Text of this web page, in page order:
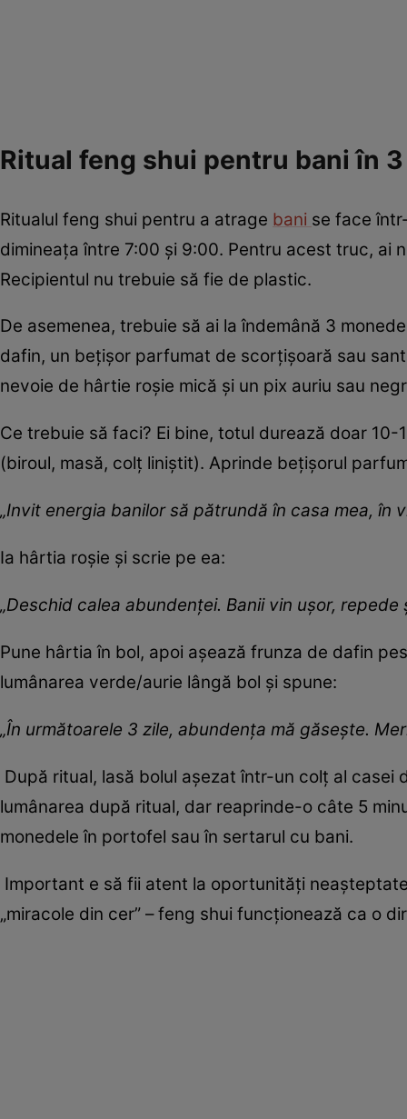
Ritual feng shui pentru bani în
Ritualul feng shui pentru a atrage bani se face
dimineața între 7:00 și 9:00. Pentru acest truc, ai
Recipientul nu trebuie să fie de plastic.
De asemenea, trebuie să ai la îndemână 3
dafin, un bețișor parfumat de scorțișoară sau
nevoie de hârtie roșie mică și un pix auriu sau
Ce trebuie să faci? Ei bine, totul durează doar
(biroul, masă, colț liniștit). Aprinde bețișorul
„Invit energia banilor să pătrundă în casa mea, în
Ia hârtia roșie și scrie pe ea:
„Deschid calea abundenței. Banii vin ușor,
Pune hârtia în bol, apoi așează frunza de dafin
lumânarea verde/aurie lângă bol și spune:
„În următoarele 3 zile, abundența mă găsește.
După ritual, lasă bolul așezat într-un colț al
lumânarea după ritual, dar reaprinde-o câte 5
monedele în portofel sau în sertarul cu bani.
Important e să fii atent la oportunități
„miracole din cer” – feng shui funcționează ca o